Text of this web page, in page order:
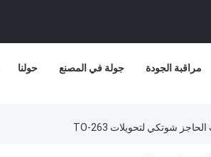
حولنا جولة في المصنع مراقبة الجودة